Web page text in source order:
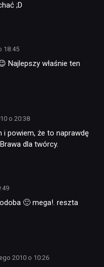
;D
18:45
Najlepszy właśnie ten
o 20:38
i powiem, że to naprawdę
dla twórcy.
🙂 mega!. reszta
2010 o 10:26